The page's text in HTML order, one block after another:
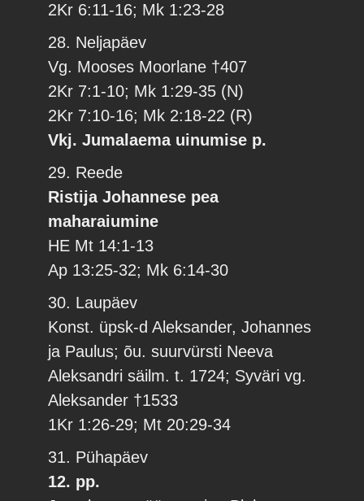
2Kr 6:11-16; Mk 1:23-28
28. Neljapäev
Vg. Mooses Moorlane †407
2Kr 7:1-10; Mk 1:29-35 (N)
2Kr 7:10-16; Mk 2:18-22 (R)
Vkj. Jumalaema uinumise p.
29. Reede
Ristija Johannese pea
maharaiumine
HE Mt 14:1-13
Ap 13:25-32; Mk 6:14-30
30. Laupäev
Konst. üpsk-d Aleksander, Johannes
ja Paulus; õu. suurvürsti Neeva
Aleksandri säilm. t. 1724; Syväri vg.
Aleksander †1533
1Kr 1:26-29; Mt 20:29-34
31. Pühapäev
12. pp.